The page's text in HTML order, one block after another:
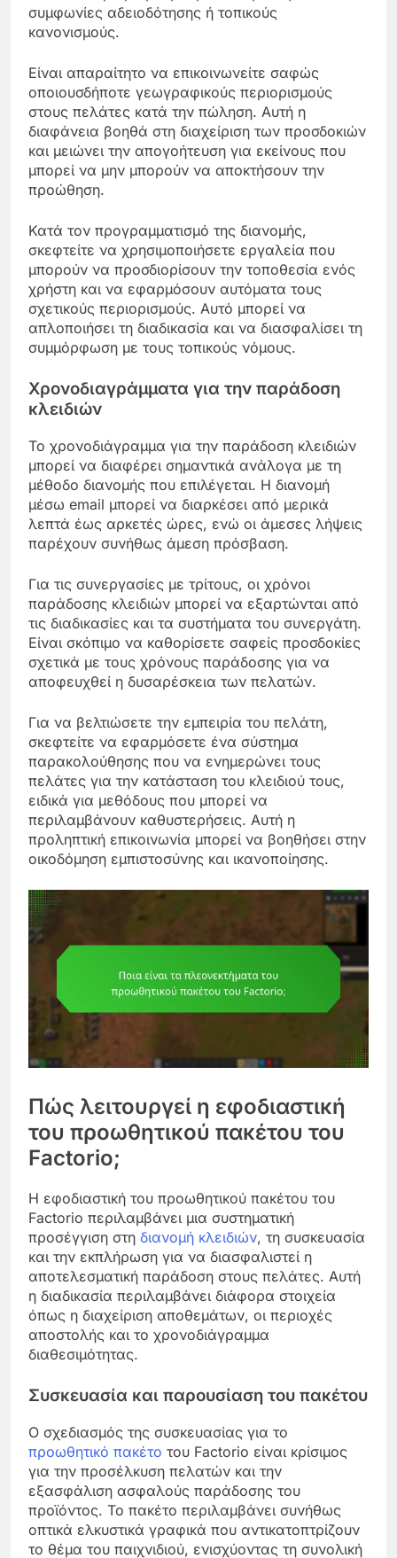
συμφωνίες αδειοδότησης ή τοπικούς
κανονισμούς.
Είναι απαραίτητο να επικοινωνείτε σαφώς
οποιουσδήποτε γεωγραφικούς περιορισμούς
στους πελάτες κατά την πώληση. Αυτή η
διαφάνεια βοηθά στη διαχείριση των προσδοκιών
και μειώνει την απογοήτευση για εκείνους που
μπορεί να μην μπορούν να αποκτήσουν την
προώθηση.
Κατά τον προγραμματισμό της διανομής,
σκεφτείτε να χρησιμοποιήσετε εργαλεία που
μπορούν να προσδιορίσουν την τοποθεσία ενός
χρήστη και να εφαρμόσουν αυτόματα τους
σχετικούς περιορισμούς. Αυτό μπορεί να
απλοποιήσει τη διαδικασία και να διασφαλίσει τη
συμμόρφωση με τους τοπικούς νόμους.
Χρονοδιαγράμματα για την παράδοση
κλειδιών
Το χρονοδιάγραμμα για την παράδοση κλειδιών
μπορεί να διαφέρει σημαντικά ανάλογα με τη
μέθοδο διανομής που επιλέγεται. Η διανομή
μέσω email μπορεί να διαρκέσει από μερικά
λεπτά έως αρκετές ώρες, ενώ οι άμεσες λήψεις
παρέχουν συνήθως άμεση πρόσβαση.
Για τις συνεργασίες με τρίτους, οι χρόνοι
παράδοσης κλειδιών μπορεί να εξαρτώνται από
τις διαδικασίες και τα συστήματα του συνεργάτη.
Είναι σκόπιμο να καθορίσετε σαφείς προσδοκίες
σχετικά με τους χρόνους παράδοσης για να
αποφευχθεί η δυσαρέσκεια των πελατών.
Για να βελτιώσετε την εμπειρία του πελάτη,
σκεφτείτε να εφαρμόσετε ένα σύστημα
παρακολούθησης που να ενημερώνει τους
πελάτες για την κατάσταση του κλειδιού τους,
ειδικά για μεθόδους που μπορεί να
περιλαμβάνουν καθυστερήσεις. Αυτή η
προληπτική επικοινωνία μπορεί να βοηθήσει στην
οικοδόμηση εμπιστοσύνης και ικανοποίησης.
Πώς λειτουργεί η εφοδιαστική
του προωθητικού πακέτου του
Factorio;
Η εφοδιαστική του προωθητικού πακέτου του
Factorio περιλαμβάνει μια συστηματική
προσέγγιση στη διανομή κλειδιών, τη συσκευασία
και την εκπλήρωση για να διασφαλιστεί η
αποτελεσματική παράδοση στους πελάτες. Αυτή
η διαδικασία περιλαμβάνει διάφορα στοιχεία
όπως η διαχείριση αποθεμάτων, οι περιοχές
αποστολής και το χρονοδιάγραμμα
διαθεσιμότητας.
Συσκευασία και παρουσίαση του πακέτου
Ο σχεδιασμός της συσκευασίας για το
προωθητικό πακέτο του Factorio είναι κρίσιμος
για την προσέλκυση πελατών και την
εξασφάλιση ασφαλούς παράδοσης του
προϊόντος. Το πακέτο περιλαμβάνει συνήθως
οπτικά ελκυστικά γραφικά που αντικατοπτρίζουν
το θέμα του παιχνιδιού, ενισχύοντας τη συνολική